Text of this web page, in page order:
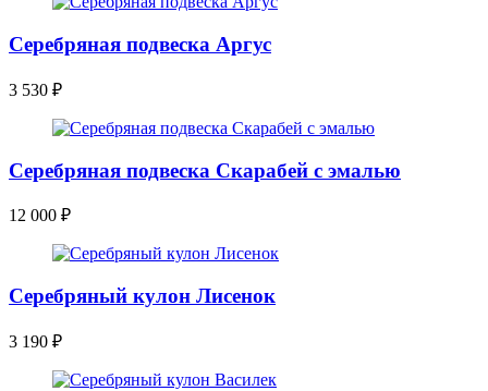
Серебряная подвеска Аргус
3 530 ₽
Серебряная подвеска Скарабей с эмалью
12 000 ₽
Серебряный кулон Лисенок
3 190 ₽